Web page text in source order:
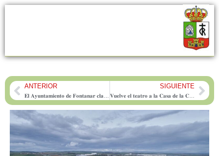
PrevANTERIOR SIGUIENTE
𝐕𝐮𝐞𝐥𝐯𝐞 𝐞𝐥 𝐭𝐞𝐚𝐭𝐫𝐨 𝐚 𝐥𝐚 𝐂𝐚𝐬𝐚 𝐝𝐞 𝐥𝐚 𝐂𝐮𝐥𝐭𝐮𝐫𝐚 𝐜𝐨𝐧 «𝐆𝐚𝐦𝐛𝐞𝐫𝐫𝐚´𝐬»